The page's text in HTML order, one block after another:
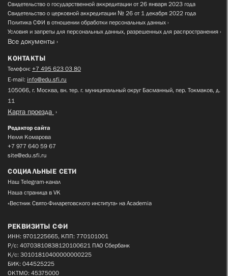
Свидетельство о государственной аккредитации от 26 января 2023 года
Свидетельство о церковной аккредитации № 26 от 1 декабря 2022 года
Политика СФИ в отношении обработки персональных данных
Условия и запреты для персональных данных, разрешенных для распространения
Все документы
КОНТАКТЫ
Телефон: +7 495 623 03 80
E-mail: info@edu.sfi.ru
105066, г. Москва, вн. тер. г. муниципальный округ Басманный, пер. Токмаков, д.
11
Карта проезда
Редактор сайта
Нелля Комарова
+7 977 640 59 67
site@edu.sfi.ru
СОЦИАЛЬНЫЕ СЕТИ
Наш Telegram-канал
Наша страница в VK
«Вестник Свято-Филаретовского института» на Academia
РЕКВИЗИТЫ СФИ
ИНН: 9701225665, КПП: 770101001
Р/с: 40703810838120100621 ПАО Сбербанк
К/с: 30101810400000000225
БИК: 044525225
ОКТМО: 45375000